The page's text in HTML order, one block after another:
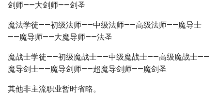
剑师——大剑师——剑圣
魔法学徒——初级法师——中级法师——高级法师——魔导士
——魔导师——大魔导师——法圣
魔战士学徒——初级魔战士——中级魔战士——高级魔战士——
魔导剑士——魔导剑师——超魔导剑师——魔剑圣
其他非主流职业暂时省略。